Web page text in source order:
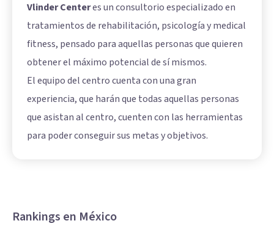
Vlinder Centeres un consultorio especializado en
tratamientos de rehabilitación, psicología y medical
fitness, pensado para aquellas personas que quieren
obtener el máximo potencial de sí mismos.
El equipo del centro cuenta con una gran
experiencia, que harán que todas aquellas personas
que asistan al centro, cuenten con las herramientas
para poder conseguir sus metas y objetivos.
Rankings en México